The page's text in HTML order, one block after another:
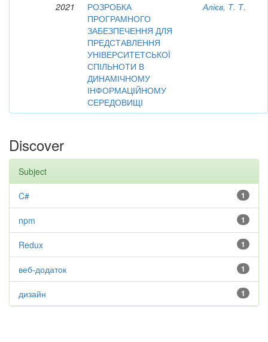
2021
РОЗРОБКА
ПРОГРАМНОГО
ЗАБЕЗПЕЧЕННЯ ДЛЯ
ПРЕДСТАВЛЕННЯ
УНІВЕРСИТЕТСЬКОЇ
СПІЛЬНОТИ В
ДИНАМІЧНОМУ
ІНФОРМАЦІЙНОМУ
СЕРЕДОВИЩІ
Алієв, Т. Т.
Discover
Subject
1
C#
1
npm
1
Redux
1
веб-додаток
1
дизайн